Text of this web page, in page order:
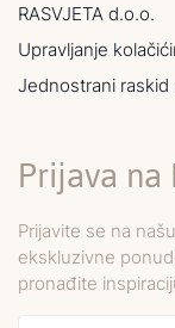
RASVJETA d.o.o.
Upravljanje
Jednostrani raskid
Prijava
Prijavite se na
ekskluzivne
pronađite